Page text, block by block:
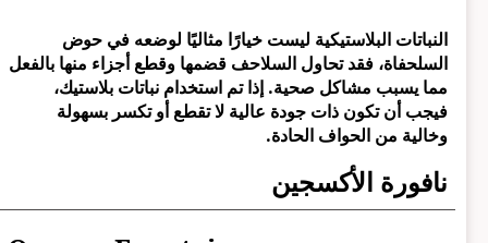
النباتات البلاستيكية ليست خيارًا مثاليًا لوضعه في حوض
السلحفاة، فقد تحاول السلاحف قضمها وقطع أجزاء منها بالفعل
مما يسبب مشاكل صحية. إذا تم استخدام نباتات بلاستيك،
فيجب أن تكون ذات جودة عالية لا تقطع أو تكسر بسهولة
وخالية من الحواف الحادة.
نافورة الأكسجين